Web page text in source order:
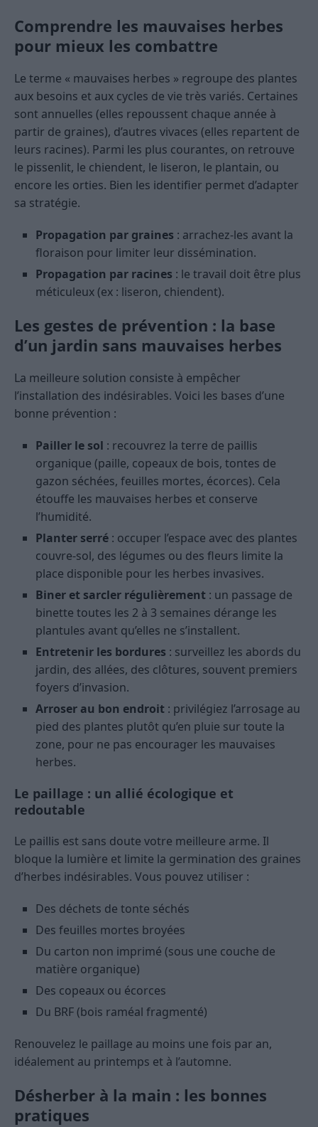
Comprendre les mauvaises herbes
pour mieux les combattre
Le terme « mauvaises herbes » regroupe des plantes
aux besoins et aux cycles de vie très variés. Certaines
sont annuelles (elles repoussent chaque année à
partir de graines), d’autres vivaces (elles repartent de
leurs racines). Parmi les plus courantes, on retrouve
le pissenlit, le chiendent, le liseron, le plantain, ou
encore les orties. Bien les identifier permet d’adapter
sa stratégie.
Propagation par graines : arrachez-les avant la
floraison pour limiter leur dissémination.
Propagation par racines : le travail doit être plus
méticuleux (ex : liseron, chiendent).
Les gestes de prévention : la base
d’un jardin sans mauvaises herbes
La meilleure solution consiste à empêcher
l’installation des indésirables. Voici les bases d’une
bonne prévention :
Pailler le sol : recouvrez la terre de paillis
organique (paille, copeaux de bois, tontes de
gazon séchées, feuilles mortes, écorces). Cela
étouffe les mauvaises herbes et conserve
l’humidité.
Planter serré : occuper l’espace avec des plantes
couvre-sol, des légumes ou des fleurs limite la
place disponible pour les herbes invasives.
Biner et sarcler régulièrement : un passage de
binette toutes les 2 à 3 semaines dérange les
plantules avant qu’elles ne s’installent.
Entretenir les bordures : surveillez les abords du
jardin, des allées, des clôtures, souvent premiers
foyers d’invasion.
Arroser au bon endroit : privilégiez l’arrosage au
pied des plantes plutôt qu’en pluie sur toute la
zone, pour ne pas encourager les mauvaises
herbes.
Le paillage : un allié écologique et
redoutable
Le paillis est sans doute votre meilleure arme. Il
bloque la lumière et limite la germination des graines
d’herbes indésirables. Vous pouvez utiliser :
Des déchets de tonte séchés
Des feuilles mortes broyées
Du carton non imprimé (sous une couche de
matière organique)
Des copeaux ou écorces
Du BRF (bois raméal fragmenté)
Renouvelez le paillage au moins une fois par an,
idéalement au printemps et à l’automne.
Désherber à la main : les bonnes
pratiques